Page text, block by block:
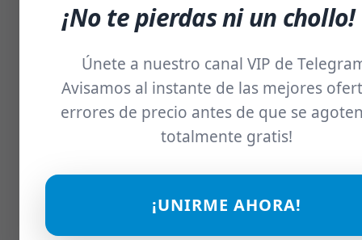
¡No te pierdas ni un
Únete a nuestro canal VIP de
Avisamos al instante de las mejores
errores de precio antes de que se
totalmente gratis!
¡UNIRME AHORA!